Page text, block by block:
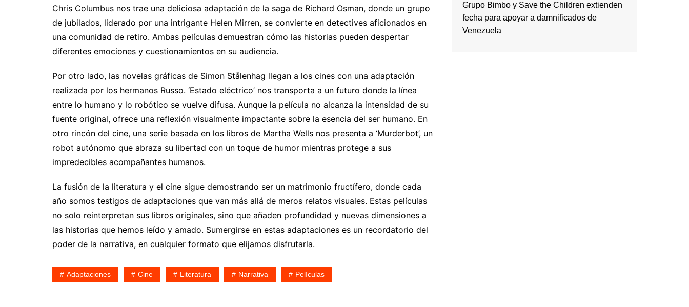
Chris Columbus nos trae una deliciosa adaptación de la saga de Richard Osman, donde un grupo
de jubilados, liderado por una intrigante Helen Mirren, se convierte en detectives aficionados en
una comunidad de retiro. Ambas películas demuestran cómo las historias pueden despertar
diferentes emociones y cuestionamientos en su audiencia.
Por otro lado, las novelas gráficas de Simon Stålenhag llegan a los cines con una adaptación
realizada por los hermanos Russo. ‘Estado eléctrico’ nos transporta a un futuro donde la línea
entre lo humano y lo robótico se vuelve difusa. Aunque la película no alcanza la intensidad de su
fuente original, ofrece una reflexión visualmente impactante sobre la esencia del ser humano. En
otro rincón del cine, una serie basada en los libros de Martha Wells nos presenta a ‘Murderbot’, un
robot autónomo que abraza su libertad con un toque de humor mientras protege a sus
impredecibles acompañantes humanos.
La fusión de la literatura y el cine sigue demostrando ser un matrimonio fructífero, donde cada
año somos testigos de adaptaciones que van más allá de meros relatos visuales. Estas películas
no solo reinterpretan sus libros originales, sino que añaden profundidad y nuevas dimensiones a
las historias que hemos leído y amado. Sumergirse en estas adaptaciones es un recordatorio del
poder de la narrativa, en cualquier formato que elijamos disfrutarla.
Adaptaciones Cine Literatura Narrativa Películas
Grupo Bimbo y Save the Children extienden
fecha para apoyar a damnificados de
Venezuela